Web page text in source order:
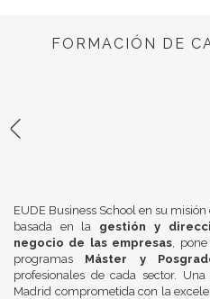
FORMACIÓN DE
EUDE Business School en su
basada en la gestión y
negocio de las empresas ,
programas Máster y
profesionales de cada sector.
Madrid comprometida con la